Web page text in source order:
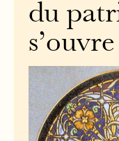
du